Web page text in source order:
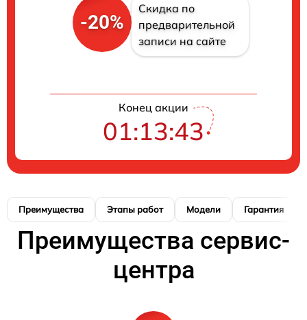
-20%
Скидка по
предварительной
записи на сайте
Конец акции
01:13:41
Преимущества Этапы работ Модели Гарантия
Преимущества сервис-
центра